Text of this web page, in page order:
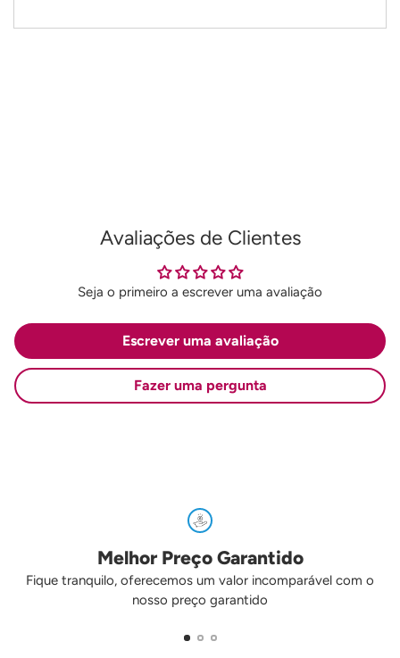
Avaliações de Clientes
Seja o primeiro a escrever uma avaliação
Escrever uma avaliação
Fazer uma pergunta
Melhor Preço Garantido
Fique tranquilo, oferecemos um valor incomparável com o
nosso preço garantido